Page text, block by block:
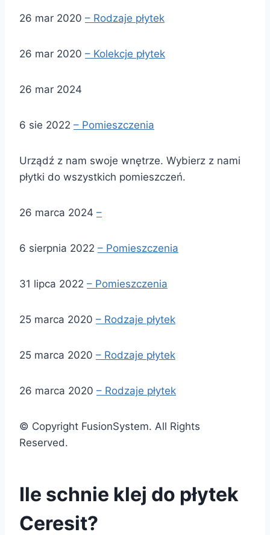
26 mar 2020 – Rodzaje płytek
26 mar 2020 – Kolekcje płytek
26 mar 2024
6 sie 2022 – Pomieszczenia
Urządź z nam swoje wnętrze. Wybierz z nami
płytki do wszystkich pomieszczeń.
26 marca 2024 –
6 sierpnia 2022 – Pomieszczenia
31 lipca 2022 – Pomieszczenia
25 marca 2020 – Rodzaje płytek
25 marca 2020 – Rodzaje płytek
26 marca 2020 – Rodzaje płytek
© Copyright FusionSystem. All Rights
Reserved.
Ile schnie klej do płytek
Ceresit?